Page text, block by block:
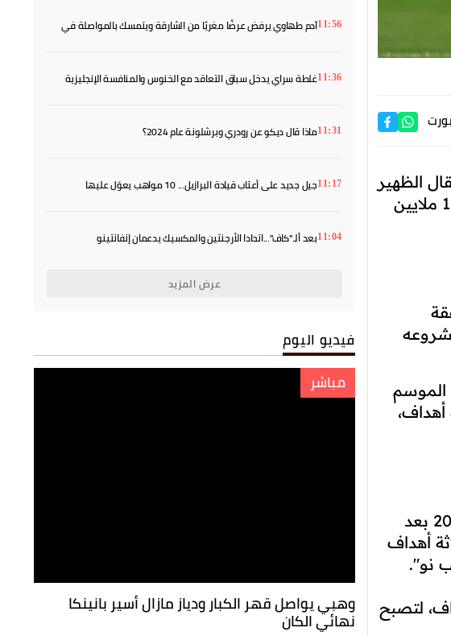
الظهير
البرتغالي جواو كانسيلو إلى صفوف "البلوغرانا" بشكل دائم، في صفقة تبلغ قيمتها نحو 10 ملايين
الموسم
أهداف،
هذا الاتفاق المرتقب يُسدل الستار على تجربة كانسيلو مع الهلال، التي بدأت في صيف 2024 بعد
في 45 مباراة، سجل ثلاثة أهداف
لتصبح
11:56آدم طهاوي يرفض عرضًا مغريًا من الشارقة ويتمسك بالمواصلة في
11:36غلطة سراي يدخل سباق التعاقد مع الخنوس والمنافسة الإنجليزية
11:31ماذا قال ديكو عن رودري وبرشلونة عام 2024؟
11:17
جيل جديد على أعتاب قيادة البرازيل... 10 مواهب يعوّل عليها
11:04بعد ألـ"كاف"...اتحادا الأرجنتين والمكسيك يدعمان إنفانتينو
عرض المزيد
فيديو اليوم
مباشر
وهبي يواصل قهر الكبار ودياز مازال أسير بانينكا
نهائي الكان